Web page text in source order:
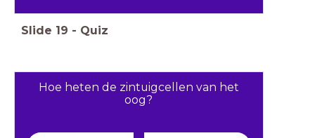
Slide 19 - Quiz
Hoe heten de zintuigcellen van het
oog?